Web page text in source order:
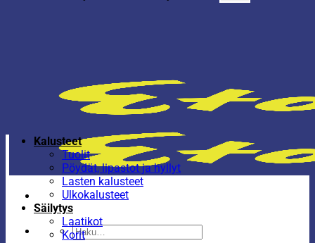
Etsi:
Kalusteet
Tuolit
Pöydät, lipastot ja hyllyt
Lasten kalusteet
Ulkokalusteet
Säilytys
Laatikot
Korit